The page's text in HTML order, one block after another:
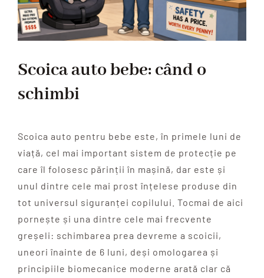
Scoica auto bebe: când o
schimbi
Scoica auto pentru bebe este, în primele luni de
viață, cel mai important sistem de protecție pe
care îl folosesc părinții în mașină, dar este și
unul dintre cele mai prost înțelese produse din
tot universul siguranței copilului. Tocmai de aici
pornește și una dintre cele mai frecvente
greșeli: schimbarea prea devreme a scoicii,
uneori înainte de 6 luni, deși omologarea și
principiile biomecanice moderne arată clar că